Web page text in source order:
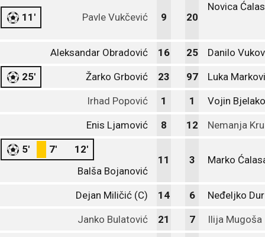
11' Pavle Vukčević 9 20
Novica
Aleksandar Obradović 16 25 Danilo
25' Žarko Grbović 23 97 Luka
Irhad Popović 1 1 Vojin
Enis Ljamović 8 12 Nemanja
5' 7'
12'
Balša Bojanović
11 3 Marko
Dejan Miličić (C) 14 6 Neđeljko
Janko Bulatović 21 7 Ilija Mugoša